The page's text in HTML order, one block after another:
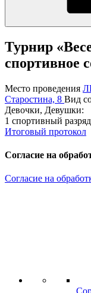
Турнир
спортивное
Место проведения
Старостина, 8 Вид
Девочки, Девушки:
1 спортивный разряд
Итоговый протокол
Согласие на
Согласие на